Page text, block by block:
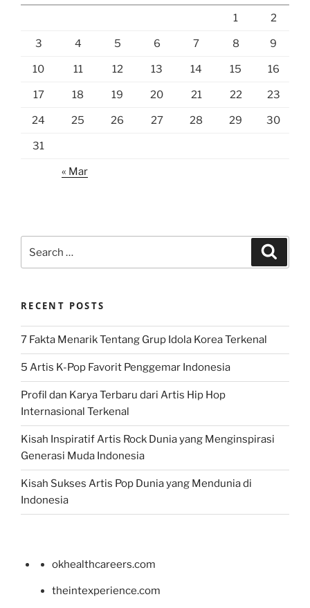
1 2
3 4 5 6 7 8 9
10 11 12 13 14 15 16
17 18 19 20 21 22 23
24 25 26 27 28 29 30
31
« Mar
for:
RECENT POSTS
7 Fakta Menarik Tentang Grup Idola Korea Terkenal
5 Artis K-Pop Favorit Penggemar Indonesia
Profil dan Karya Terbaru dari Artis Hip Hop
Internasional Terkenal
Kisah Inspiratif Artis Rock Dunia yang Menginspirasi
Generasi Muda Indonesia
Kisah Sukses Artis Pop Dunia yang Mendunia di
Indonesia
okhealthcareers.com
theintexperience.com